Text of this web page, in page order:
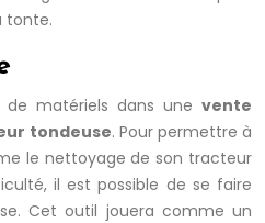
tonte.
matériels dans une vente
tondeuse. Pour permettre à
le nettoyage de son tracteur
il est possible de se faire
Cet outil jouera comme un